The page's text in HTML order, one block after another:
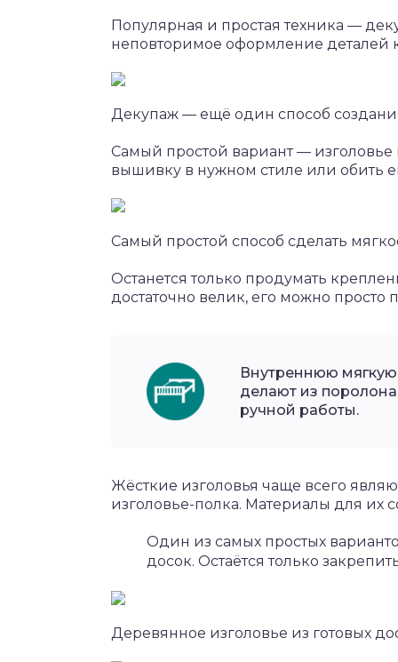
Популярная и простая техника —
неповторимое оформление деталей
Декупаж — ещё один способ
Самый простой вариант — изголовье
вышивку в нужном стиле или обить
Самый простой способ сделать
Останется только продумать
достаточно велик, его можно просто
Внутреннюю
делают из
ручной работы.
Жёсткие изголовья чаще всего
изголовье-полка. Материалы для их
Один из самых простых
досок. Остаётся только
Деревянное изголовье из готовых